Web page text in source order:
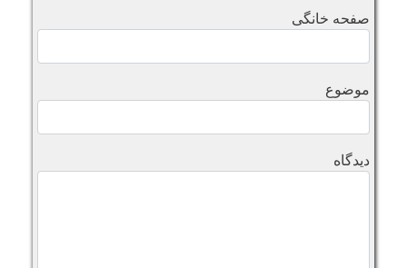
صفحه خانگی
موضوع
دیدگاه